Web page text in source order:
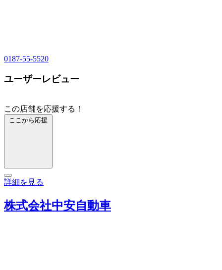
0187-55-5520
ユーザーレビュー
この店舗を応援する！
ここから応援
詳細を見る
株式会社中安自動車